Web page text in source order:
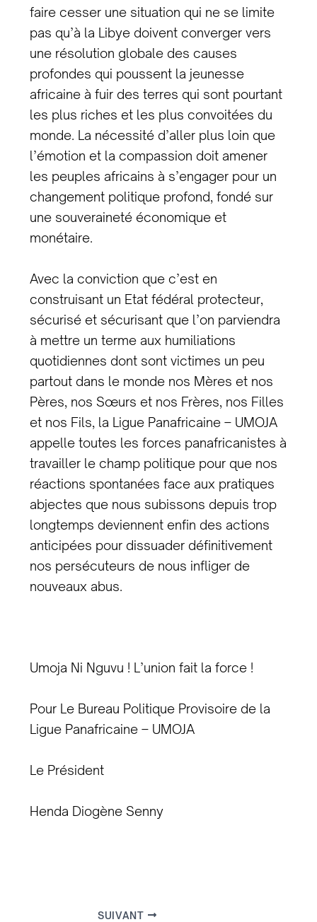
faire cesser une situation qui ne se limite
pas qu’à la Libye doivent converger vers
une résolution globale des causes
profondes qui poussent la jeunesse
africaine à fuir des terres qui sont pourtant
les plus riches et les plus convoitées du
monde. La nécessité d’aller plus loin que
l’émotion et la compassion doit amener
les peuples africains à s’engager pour un
changement politique profond, fondé sur
une souveraineté économique et
monétaire.
Avec la conviction que c’est en
construisant un Etat fédéral protecteur,
sécurisé et sécurisant que l’on parviendra
à mettre un terme aux humiliations
quotidiennes dont sont victimes un peu
partout dans le monde nos Mères et nos
Pères, nos Sœurs et nos Frères, nos Filles
et nos Fils, la Ligue Panafricaine – UMOJA
appelle toutes les forces panafricanistes à
travailler le champ politique pour que nos
réactions spontanées face aux pratiques
abjectes que nous subissons depuis trop
longtemps deviennent enfin des actions
anticipées pour dissuader définitivement
nos persécuteurs de nous infliger de
nouveaux abus.
Umoja Ni Nguvu ! L’union fait la force !
Pour Le Bureau Politique Provisoire de la
Ligue Panafricaine – UMOJA
Le Président
Henda Diogène Senny
SUIVANT